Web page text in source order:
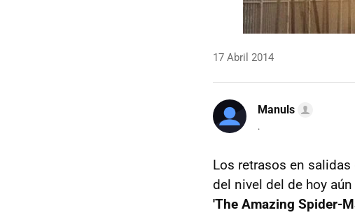
17 Abril 2014
Manuls
.
Los retrasos en
del nivel del de hoy
'The Amazing Spider-